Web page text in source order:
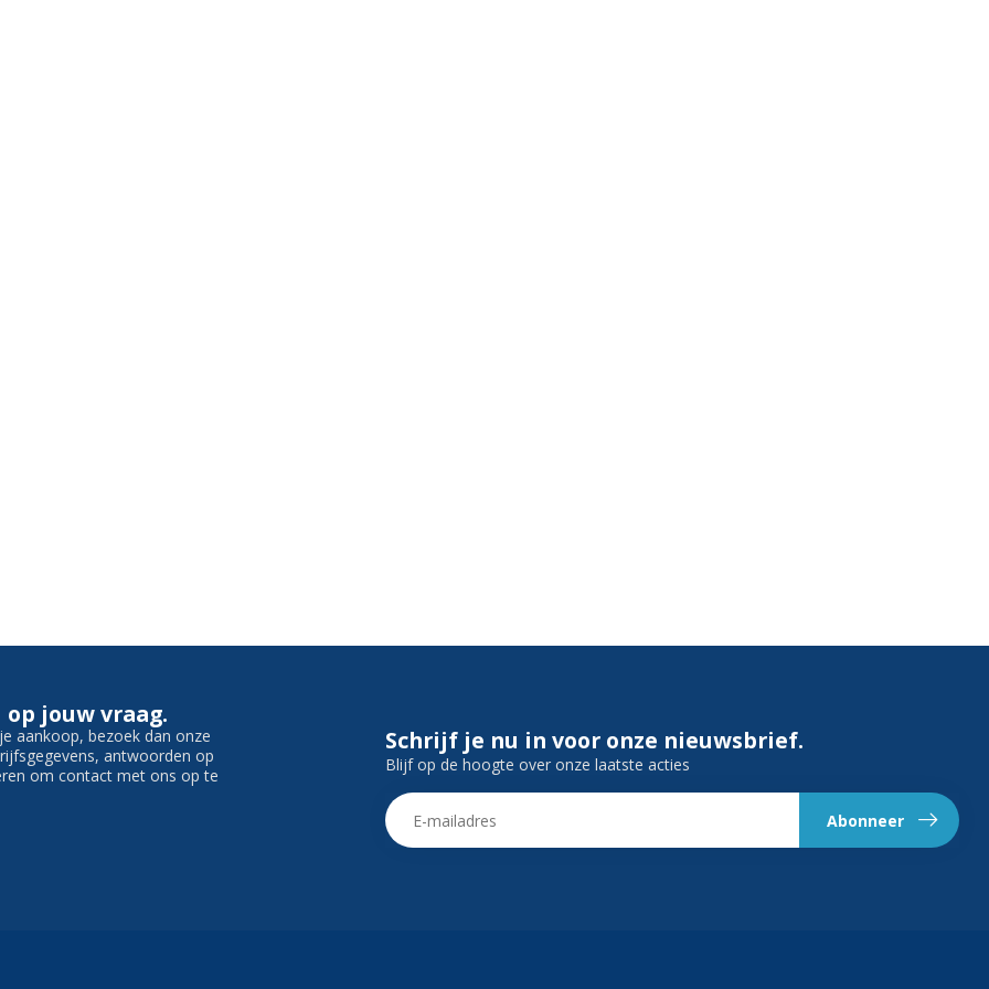
jouw vraag.
aankoop, bezoek dan onze
antwoorden op
om contact met ons op te
Schrijf je nu in voor onze nieuwsbrief.
Blijf op de hoogte over onze laatste acties
Abonneer